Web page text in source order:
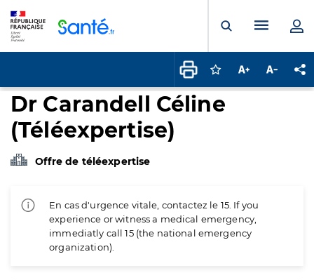
Ouvrir laMenu
Connectez-vous
Augmenter la
Dr Carandell Céline
(Téléexpertise)
Offre de téléexpertise
En cas d'urgence vitale, contactez le 15. If you
experience or witness a medical emergency,
immediatly call 15 (the national emergency
organization).